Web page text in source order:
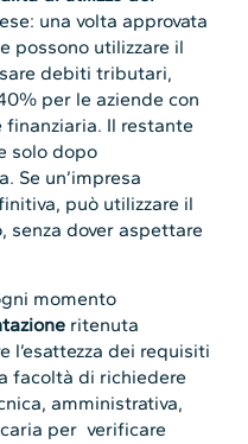
una volta approvata
possono utilizzare il
debiti tributari,
per le aziende con
Il restante
solo dopo
Se un’impresa
può utilizzare il
senza dover aspettare
momento
ritenuta
l’esattezza dei requisiti
facoltà di richiedere
amministrativa,
per verificare